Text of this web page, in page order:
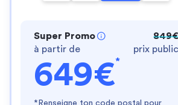
Super Promo
à partir de
649€*
849€
prix public
* Renseigne ton code postal pour